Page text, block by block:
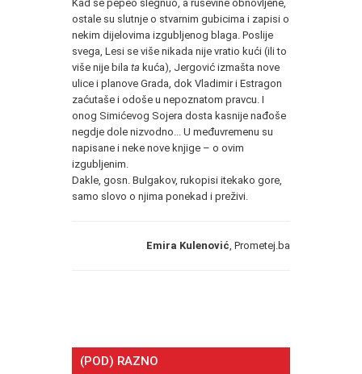
Kad se pepeo slegnuo, a ruševine obnovljene,
ostale su slutnje o stvarnim gubicima i zapisi o
nekim dijelovima izgubljenog blaga. Poslije
svega, Lesi se više nikada nije vratio kući (ili to
više nije bila ta kuća), Jergović izmašta nove
ulice i planove Grada, dok Vladimir i Estragon
zaćutaše i odoše u nepoznatom pravcu. I
onog Simićevog Sojera dosta kasnije nađoše
negdje dole nizvodno... U međuvremenu su
napisane i neke nove knjige – o ovim
izgubljenim.
Dakle, gosn. Bulgakov, rukopisi itekako gore,
samo slovo o njima ponekad i preživi.
Emira Kulenović , Prometej.ba
(POD) RAZNO